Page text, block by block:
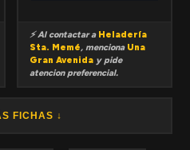
⚡ Al contactar a Heladería
Sta. Memé, menciona Una
Gran Avenida y pide
atencion preferencial.
FICHAS ↓